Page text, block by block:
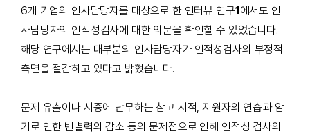
6개 기업의 인사담당자를 대상으로 한 인터뷰 연구1 에서도 인
사담당자의 인적성검사에 대한 의문을 확인할 수 있었습니다.
해당 연구에서는 대부분의 인사담당자가 인적성검사의 부정적
측면을 절감하고 있다고 밝혔습니다.
문제 유출이나 시중에 난무하는 참고 서적,지원자의 연습과 암
기로 인한 변별력의 감소 등의 문제점으로 인해 인적성 검사의